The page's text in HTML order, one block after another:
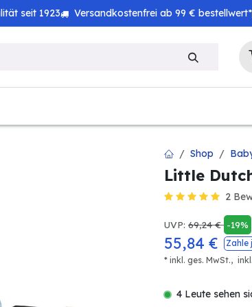
seit 1923 Versandkostenfrei ab 99 € bestellwert*
Shop
Little
2
UVP: 69,24€ -19%
55,84 € Zahle
* inkl. ges. MwSt., inkl .
4 Leute sehen